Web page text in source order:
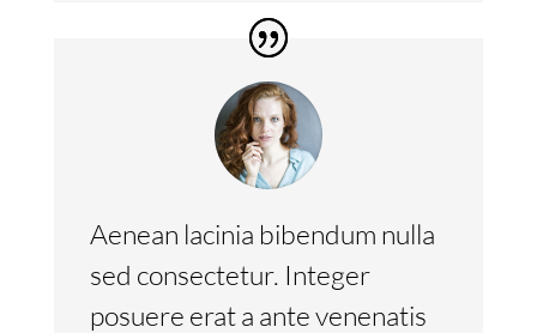
Aenean lacinia bibendum nulla
sed consectetur. Integer
posuere erat a ante venenatis